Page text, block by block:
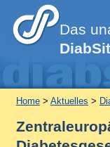
Das
Home> Aktuelles >